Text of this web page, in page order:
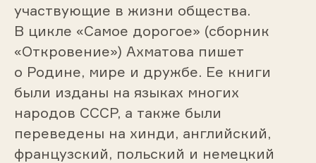
участвующие в жизни общества.
В цикле «Самое дорогое» (сборник
«Откровение») Ахматова пишет
о Родине, мире и дружбе. Ее книги
были изданы на языках многих
народов СССР, а также были
переведены на хинди, английский,
французский, польский и немецкий